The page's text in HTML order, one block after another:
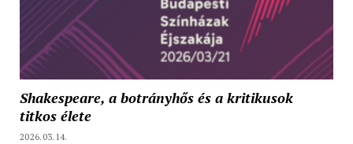
Shakespeare, a botrányhős és a kritikusok
titkos élete
2026.03.14.